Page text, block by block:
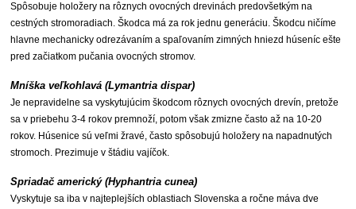
Spôsobuje holožery na rôznych ovocných drevinách predovšetkým na
cestných stromoradiach. Škodca má za rok jednu generáciu.Škodcu ničíme
hlavne mechanicky odrezávaním a spaľovaním zimných hniezd húseníc ešte
pred začiatkom pučania ovocných stromov.
Mníška veľkohlavá (Lymantria dispar)
Je nepravidelne sa vyskytujúcim škodcom rôznych ovocných drevín, pretože
sa v priebehu 3-4 rokov premnoží, potom však zmizne často až na 10-20
rokov. Húsenice sú veľmi žravé, často spôsobujú holožery na napadnutých
stromoch. Prezimuje v štádiu vajíčok.
Spriadač americký (Hyphantria cunea)
Vyskytuje sa iba v najteplejších oblastiach Slovenska a ročne máva dve